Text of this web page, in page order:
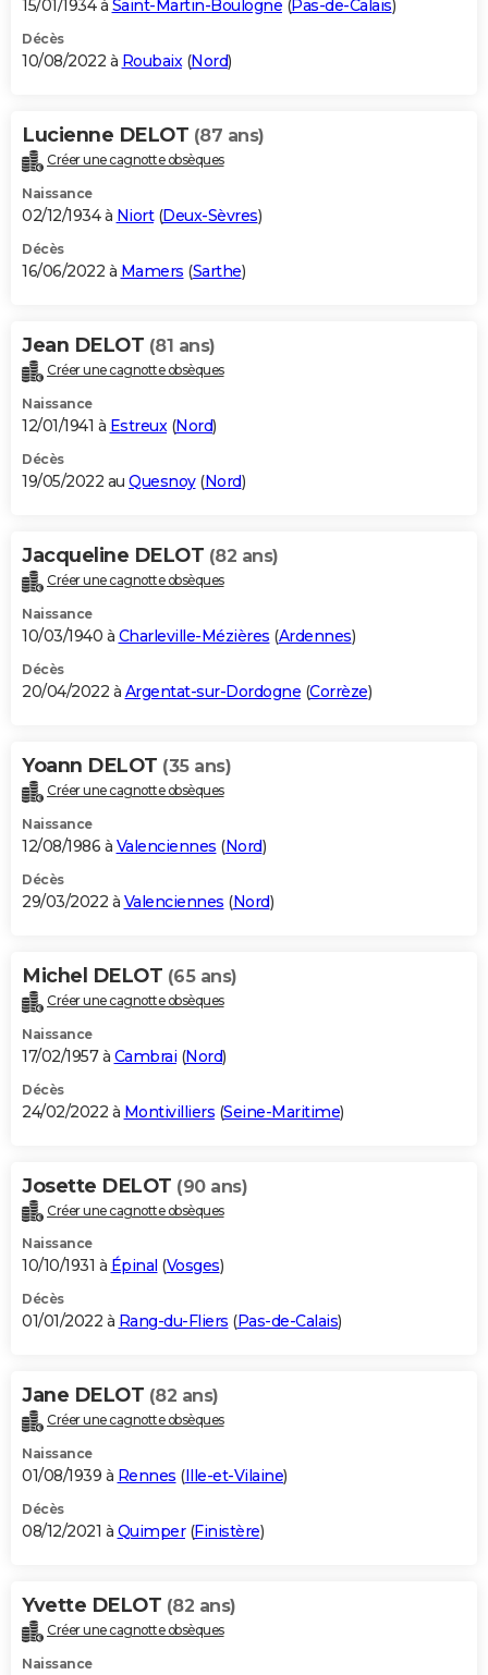
15/01/1934 à Saint-Martin-Boulogne (Pas-de-Calais)
Décès
10/08/2022 à Roubaix(Nord)
Lucienne DELOT (87 ans)
Créer une cagnotte obsèques
Naissance
02/12/1934 à Niort(Deux-Sèvres)
Décès
16/06/2022 à Mamers (Sarthe)
Jean DELOT (81 ans)
Créer une cagnotte obsèques
Naissance
12/01/1941 à Estreux(Nord)
Décès
19/05/2022 au Quesnoy(Nord)
Jacqueline DELOT (82 ans)
Créer une cagnotte obsèques
Naissance
10/03/1940 à Charleville-Mézières (Ardennes)
Décès
20/04/2022 à Argentat-sur-Dordogne (Corrèze)
Yoann DELOT (35 ans)
Créer une cagnotte obsèques
Naissance
12/08/1986 à Valenciennes (Nord)
Décès
29/03/2022 à Valenciennes (Nord)
Michel DELOT (65 ans)
Créer une cagnotte obsèques
Naissance
17/02/1957 à Cambrai (Nord)
Décès
24/02/2022 à Montivilliers (Seine-Maritime)
Josette DELOT (90 ans)
Créer une cagnotte obsèques
Naissance
10/10/1931 à Épinal (Vosges)
Décès
01/01/2022 à Rang-du-Fliers (Pas-de-Calais)
Jane DELOT (82 ans)
Créer une cagnotte obsèques
Naissance
01/08/1939 à Rennes (Ille-et-Vilaine)
Décès
08/12/2021 à Quimper(Finistère)
Yvette DELOT (82 ans)
Créer une cagnotte obsèques
Naissance